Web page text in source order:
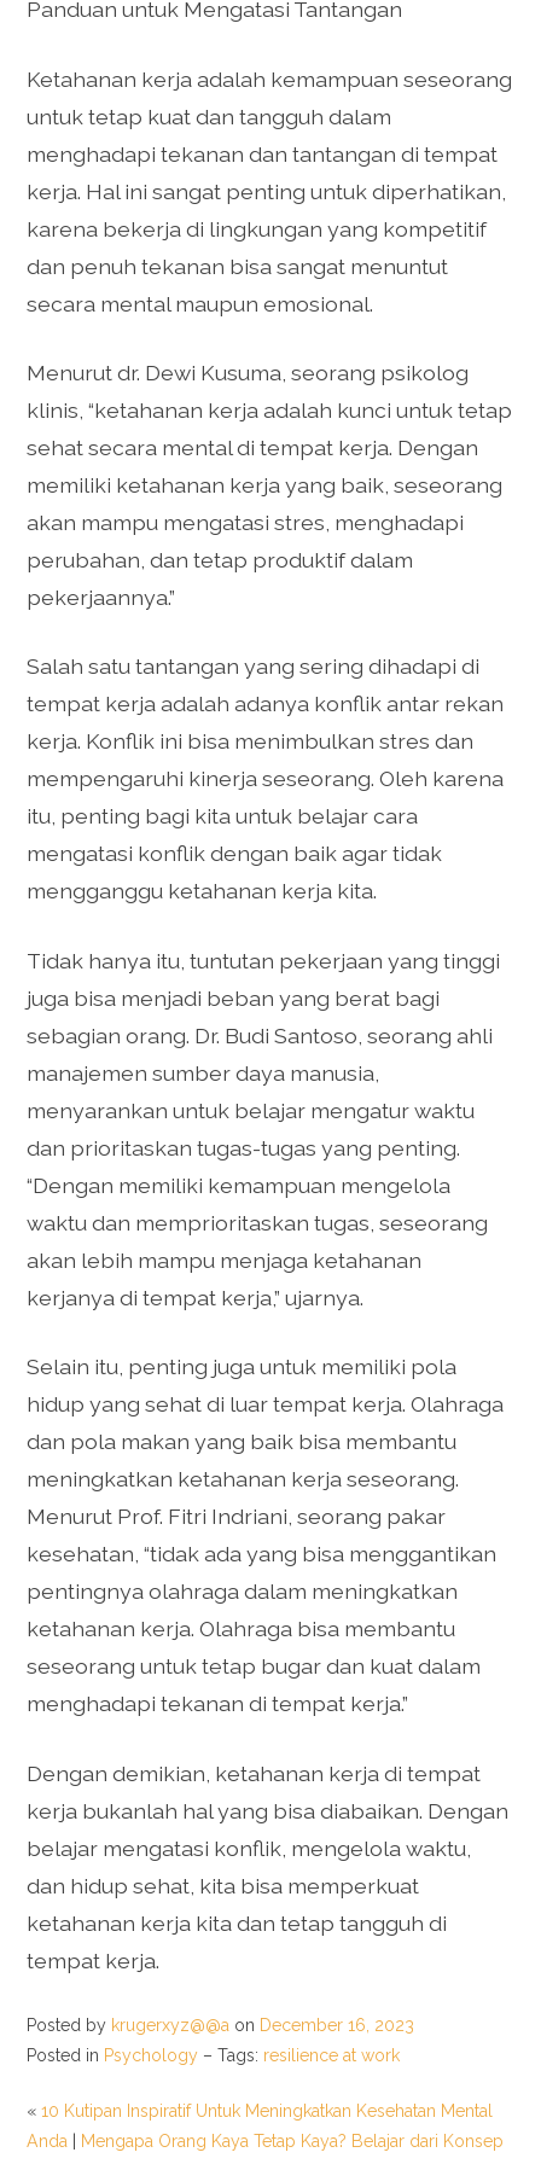
Panduan untuk Mengatasi Tantangan
Ketahanan kerja adalah kemampuan seseorang
untuk tetap kuat dan tangguh dalam
menghadapi tekanan dan tantangan di tempat
kerja. Hal ini sangat penting untuk diperhatikan,
karena bekerja di lingkungan yang kompetitif
dan penuh tekanan bisa sangat menuntut
secara mental maupun emosional.
Menurut dr. Dewi Kusuma, seorang psikolog
klinis, “ketahanan kerja adalah kunci untuk tetap
sehat secara mental di tempat kerja. Dengan
memiliki ketahanan kerja yang baik, seseorang
akan mampu mengatasi stres, menghadapi
perubahan, dan tetap produktif dalam
pekerjaannya.”
Salah satu tantangan yang sering dihadapi di
tempat kerja adalah adanya konflik antar rekan
kerja. Konflik ini bisa menimbulkan stres dan
mempengaruhi kinerja seseorang. Oleh karena
itu, penting bagi kita untuk belajar cara
mengatasi konflik dengan baik agar tidak
mengganggu ketahanan kerja kita.
Tidak hanya itu, tuntutan pekerjaan yang tinggi
juga bisa menjadi beban yang berat bagi
sebagian orang. Dr. Budi Santoso, seorang ahli
manajemen sumber daya manusia,
menyarankan untuk belajar mengatur waktu
dan prioritaskan tugas-tugas yang penting.
“Dengan memiliki kemampuan mengelola
waktu dan memprioritaskan tugas, seseorang
akan lebih mampu menjaga ketahanan
kerjanya di tempat kerja,” ujarnya.
Selain itu, penting juga untuk memiliki pola
hidup yang sehat di luar tempat kerja. Olahraga
dan pola makan yang baik bisa membantu
meningkatkan ketahanan kerja seseorang.
Menurut Prof. Fitri Indriani, seorang pakar
kesehatan, “tidak ada yang bisa menggantikan
pentingnya olahraga dalam meningkatkan
ketahanan kerja. Olahraga bisa membantu
seseorang untuk tetap bugar dan kuat dalam
menghadapi tekanan di tempat kerja.”
Dengan demikian, ketahanan kerja di tempat
kerja bukanlah hal yang bisa diabaikan. Dengan
belajar mengatasi konflik, mengelola waktu,
dan hidup sehat, kita bisa memperkuat
ketahanan kerja kita dan tetap tangguh di
tempat kerja.
Posted by krugerxyz@@a on December 16, 2023
Posted in Psychology – Tags: resilience at work
«10 Kutipan Inspiratif Untuk Meningkatkan Kesehatan Mental
Anda
Mengapa Orang Kaya Tetap Kaya? Belajar dari Konsep